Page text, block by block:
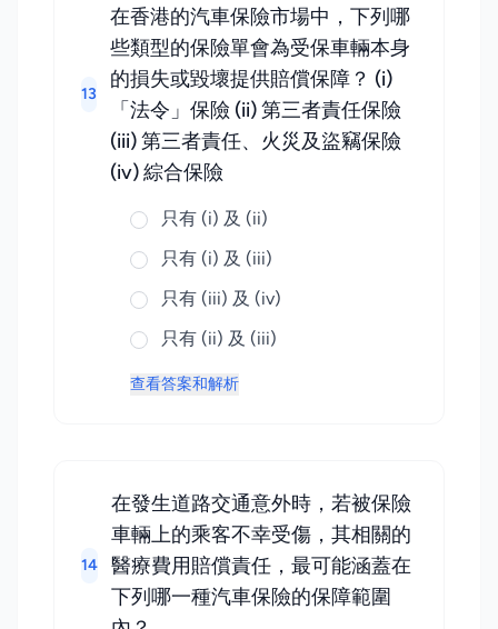
13
在香港的汽車保險市場中，下列哪
些類型的保險單會為受保車輛本身
的損失或毀壞提供賠償保障？ (i)
「法令」保險 (ii) 第三者責任保險
(iii) 第三者責任、火災及盜竊保險
(iv) 綜合保險
只有 (i) 及 (ii)
只有 (i) 及 (iii)
只有 (iii) 及 (iv)
只有 (ii) 及 (iii)
查看答案和解析
14
在發生道路交通意外時，若被保險
車輛上的乘客不幸受傷，其相關的
醫療費用賠償責任，最可能涵蓋在
下列哪一種汽車保險的保障範圍